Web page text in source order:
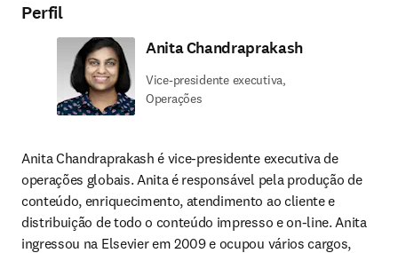
Perfil
Anita Chandraprakash
Vice-presidente executiva,
Operações
Anita Chandraprakash é vice-presidente executiva de
operações globais. Anita é responsável pela produção de
conteúdo, enriquecimento, atendimento ao cliente e
distribuição de todo o conteúdo impresso e on-line. Anita
ingressou na Elsevier em 2009 e ocupou vários cargos,